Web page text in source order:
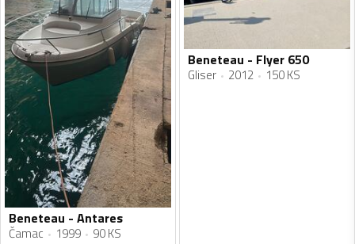
Beneteau - Antares
Čamac 1999 90 KS
Beneteau - Flyer 650
Gliser 2012 150 KS